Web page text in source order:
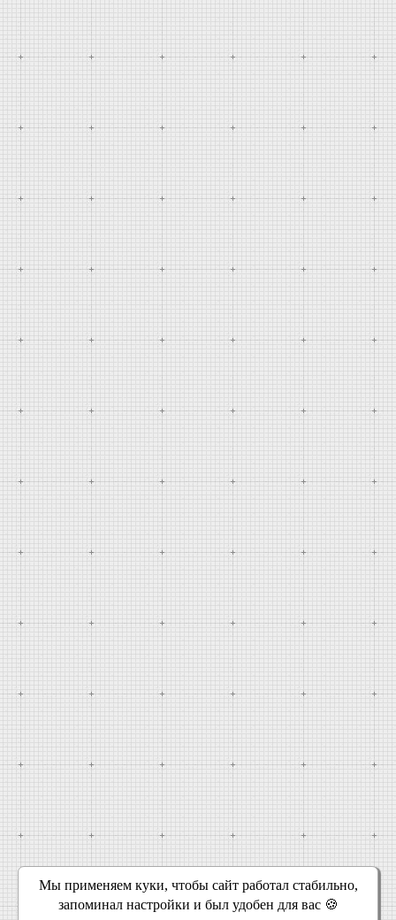
Мы применяем куки, чтобы сайт работал стабильно,
запоминал настройки и был удобен для вас 🍪